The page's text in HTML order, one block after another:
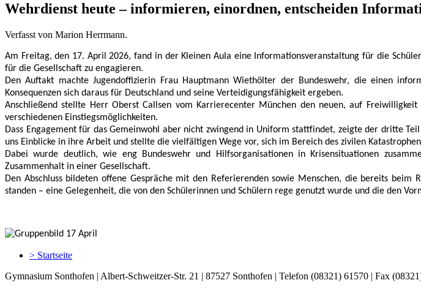
Wehrdienst heute – informieren, einordnen, entscheiden
Verfasst von Marion Herrmann.
Am Freitag, den 17. April 2026, fand in der Kleinen Aula eine Informationsveranstaltung für die
für die Gesellschaft zu engagieren.
Den Auftakt machte Jugendoffizierin Frau Hauptmann Wiethölter der Bundeswehr, die einen
Konsequenzen sich daraus für Deutschland und seine Verteidigungsfähigkeit ergeben.
Anschließend stellte Herr Oberst Callsen vom Karrierecenter München den neuen, auf
verschiedenen Einstiegsmöglichkeiten.
Dass Engagement für das Gemeinwohl aber nicht zwingend in Uniform stattfindet, zeigte der dritte
uns Einblicke in ihre Arbeit und stellte die vielfältigen Wege vor, sich im Bereich des zivilen
Dabei wurde deutlich, wie eng Bundeswehr und Hilfsorganisationen in Krisensituationen
Zusammenhalt in einer Gesellschaft.
Den Abschluss bildeten offene Gespräche mit den Referierenden sowie Menschen, die bereits
standen – eine Gelegenheit, die von den Schülerinnen und Schülern rege genutzt wurde und die den
> Startseite
Gymnasium Sonthofen | Albert-Schweitzer-Str. 21 | 87527 Sonthofen | Telefon (08321) 61570 | Fax